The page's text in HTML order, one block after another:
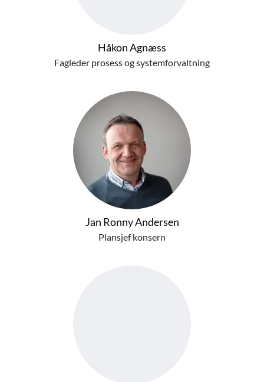
Håkon Agnæss
Fagleder prosess og systemforvaltning
Jan Ronny Andersen
Plansjef konsern